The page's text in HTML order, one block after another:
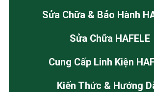
Sửa Chữa & Bảo Hành
Sửa Chữa HAFELE
Cung Cấp Linh Kiện
Kiến Thức & Hướng